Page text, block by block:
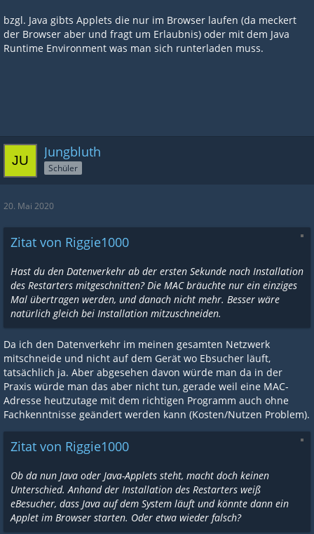
bzgl. Java gibts Applets die nur im Browser laufen (da meckert
der Browser aber und fragt um Erlaubnis) oder mit dem Java
Runtime Environment was man sich runterladen muss.
Jungbluth
Schüler
20. Mai 2020
Zitat von Riggie1000
Hast du den Datenverkehr ab der ersten Sekunde nach Installation
des Restarters mitgeschnitten? Die MAC bräuchte nur ein einziges
Mal übertragen werden, und danach nicht mehr. Besser wäre
natürlich gleich bei Installation mitzuschneiden.
Da ich den Datenverkehr im meinen gesamten Netzwerk
mitschneide und nicht auf dem Gerät wo Ebsucher läuft,
tatsächlich ja. Aber abgesehen davon würde man da in der
Praxis würde man das aber nicht tun, gerade weil eine MAC-
Adresse heutzutage mit dem richtigen Programm auch ohne
Fachkenntnisse geändert werden kann (Kosten/Nutzen Problem).
Zitat von Riggie1000
Ob da nun Java oder Java-Applets steht, macht doch keinen
Unterschied. Anhand der Installation des Restarters weiß
eBesucher, dass Java auf dem System läuft und könnte dann ein
Applet im Browser starten. Oder etwa wieder falsch?